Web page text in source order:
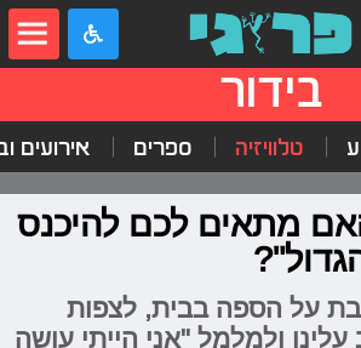
בידור
טלוויזיה ספרים אירועים
מתאים לכם להיכנס
על הספה בבית, לצפות
ולמלמל "אני הייתי עושה